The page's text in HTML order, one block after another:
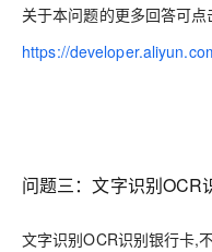
关于本问题的更多回答可点
https://
问题三：文字识别OCR
文字识别OCR识别银行卡,